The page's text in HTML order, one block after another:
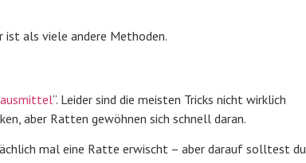
ist als viele andere Methoden.
“. Leider sind die meisten Tricks nicht wirklich
aber Ratten gewöhnen sich schnell daran.
mal eine Ratte erwischt – aber darauf solltest du